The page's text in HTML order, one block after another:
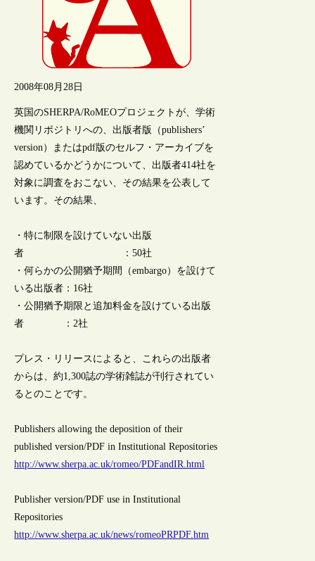
2008年08月28日
英国のSHERPA/RoMEOプロジェクトが、学術
機関リポジトリへの、出版者版（publishers’
version）またはpdf版のセルフ・アーカイブを
認めているかどうかについて、出版者414社を
対象に調査をおこない、その結果を公表して
います。その結果、
・特に制限を設けていない出版
者 ：50社
・何らかの公開猶予期間（embargo）を設けて
いる出版者：16社
・公開猶予期限と追加料金を設けている出版
者 ：2社
プレス・リリースによると、これらの出版者
からは、約1,300誌の学術雑誌が刊行されてい
るとのことです。
Publishers allowing the deposition of their
published version/PDF in Institutional Repositories
http://www.sherpa.ac.uk/romeo/PDFandIR.html
Publisher version/PDF use in Institutional
Repositories
http://www.sherpa.ac.uk/news/romeoPRPDF.htm